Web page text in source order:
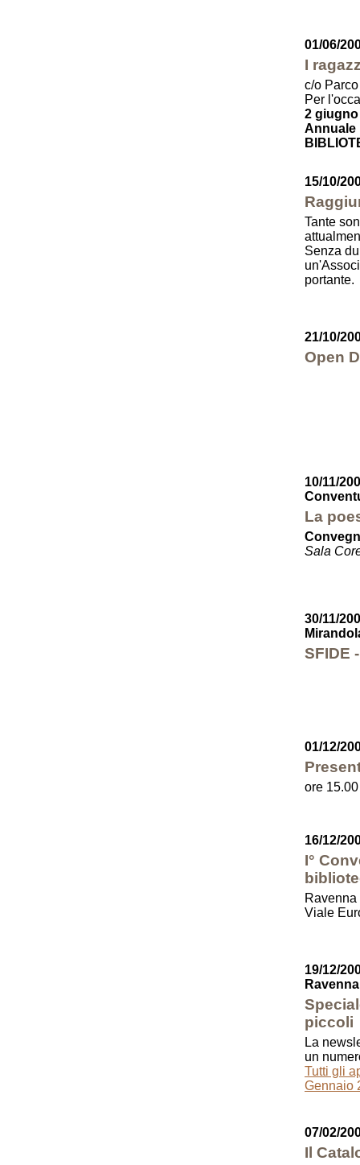
01/06/
I
c/o
Per
2 giugno
Annuale
15/10/
Tante
Senza
portante.
21/10/
Open
10/11/
La
Sala
30/11/
SFIDE
01/12/
ore
16/12/
I°
Viale
19/12/
Ravenna
piccoli
La
un
Tutti gli
Gennaio
07/02/
Il